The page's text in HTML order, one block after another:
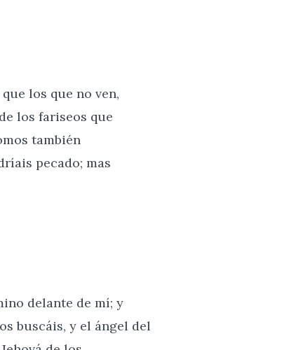
los que no ven,
los fariseos que
también
pecado; mas
delante de mí; y
buscáis, y el ángel del